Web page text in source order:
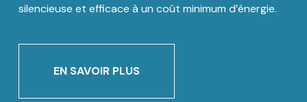
silencieuse et efficace à un coût minimum d’énergie.
EN SAVOIR PLUS